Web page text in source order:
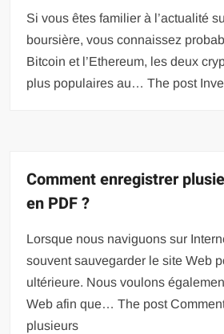
Si vous êtes familier à l’actualité
boursière, vous connaissez
Bitcoin et l’Ethereum, les deux
plus populaires au… The post
Comment enregistrer
en PDF ?
Lorsque nous naviguons sur
souvent sauvegarder le site Web
ultérieure. Nous voulons
Web afin que… The post
plusieurs